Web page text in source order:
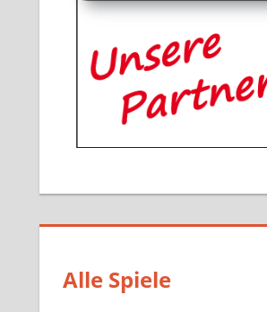
Alle Spiele